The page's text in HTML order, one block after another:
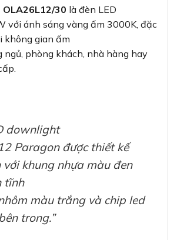
30 là đèn LED
với ánh sáng vàng ấm 3000K, đặc
không gian ấm
ngủ, phòng khách, nhà hàng hay
downlight
Paragon được thiết kế
với khung nhựa màu đen
tĩnh
màu trắng và chip led
trong.”